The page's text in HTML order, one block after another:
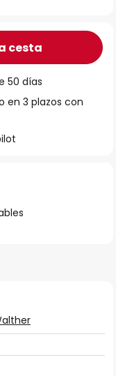
cesta
50 días
en 3 plazos con